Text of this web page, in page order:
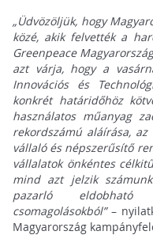
„Üdvözöljük, hogy
közé, akik felvették a
Greenpeace
azt várja, hogy a
Innovációs és
konkrét határidőhöz
használatos műanyag
rekordszámú aláírása,
vállaló és népszerűsítő
vállalatok önkéntes
mind azt jelzik
pazarló
csomagolásokból”–
Magyarország